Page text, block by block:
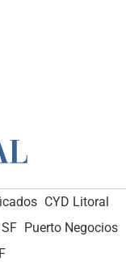
CYD Litoral
Puerto Negocios